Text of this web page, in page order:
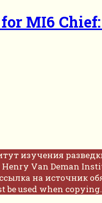
MI6
изучения
Henry Van Deman
на источник
be used when copying.